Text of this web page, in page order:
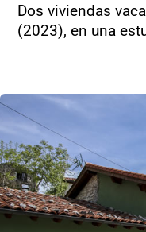
Dos viviendas
(2023), en una